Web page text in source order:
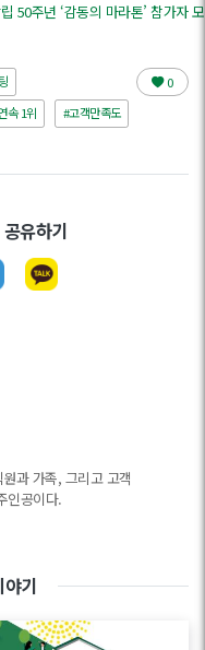
50주년 ‘감동의 마라톤’ 참가자
속 1위 #고객만족도
0
유하기
과 가족, 그리고 고객
인공이다.
기